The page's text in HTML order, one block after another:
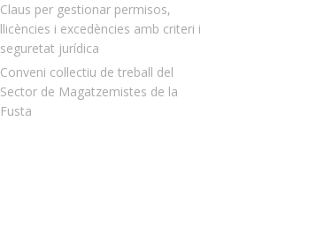
Claus per gestionar permisos,
llicències i excedències amb criteri i
seguretat jurídica
Conveni col·lectiu de treball del
Sector de Magatzemistes de la
Fusta